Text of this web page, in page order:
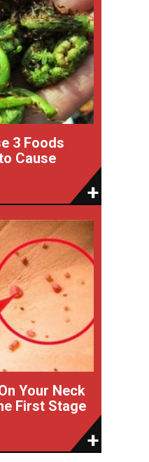
3 Foods
Cause
Your Neck
First Stage